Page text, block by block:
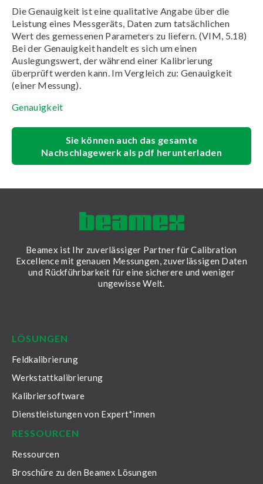
Die Genauigkeit ist eine qualitative Angabe über die
Leistung eines Messgeräts, Daten zum tatsächlichen
Wert des gemessenen Parameters zu liefern. (VIM, 5.18)
Bei der Genauigkeit handelt es sich um einen
Auslegungswert, der während einer Kalibrierung
überprüft werden kann. Im Vergleich zu: Genauigkeit
(einer Messung).
Genauigkeit
Sie können auch das gesamte
Nachschlagewerk als pdf herunterladen
Beamex ist Ihr zuverlässiger Partner für Calibration
Excellence mit genauen Messungen, zuverlässigen Daten
und Rückführbarkeit für eine sicherere und weniger
ungewisse Welt.
LÖSUNGEN
Feldkalibrierung
Werkstattkalibrierung
Kalibriersoftware
Dienstleistungen von Expert*innen
RESSOURCEN
Ressourcen
Broschüre zu den Beamex Lösungen